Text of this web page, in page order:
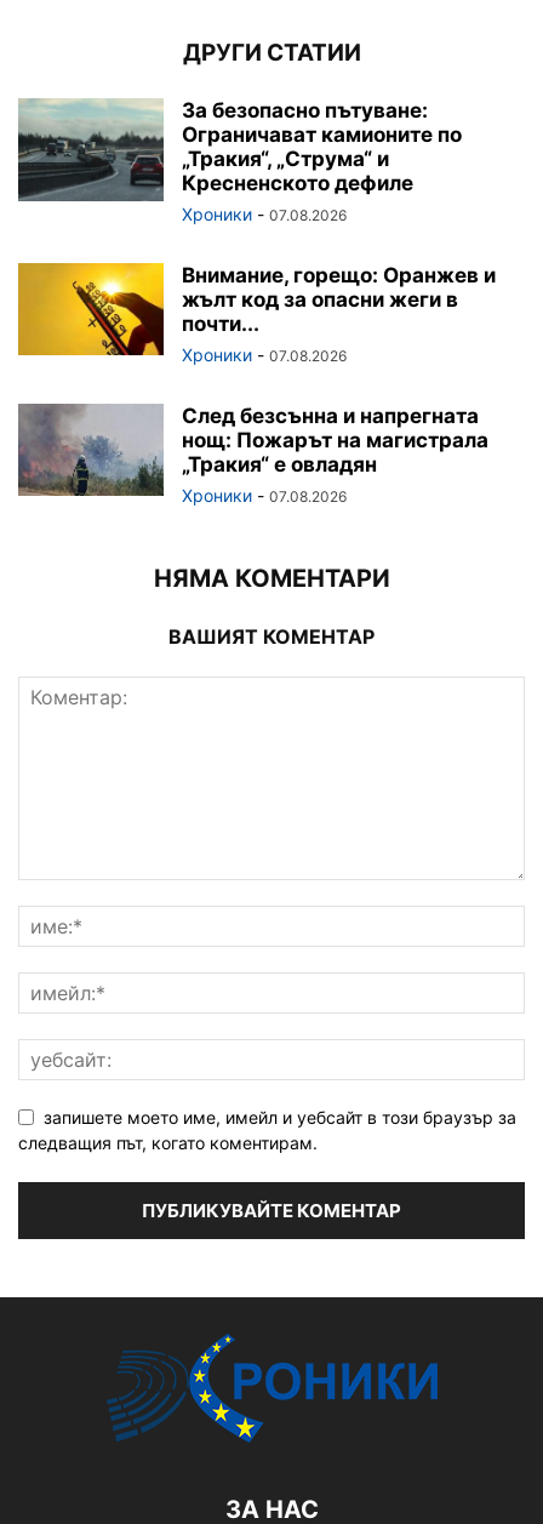
ДРУГИ СТАТИИ
За безопасно пътуване:
Ограничават камионите по
„Тракия“, „Струма“ и
Кресненското дефиле
Хроники - 07.08.2026
Внимание, горещо: Оранжев и
жълт код за опасни жеги в
почти...
Хроники - 07.08.2026
След безсънна и напрегната
нощ: Пожарът на магистрала
„Тракия“ е овладян
Хроники - 07.08.2026
НЯМА КОМЕНТАРИ
ВАШИЯТ КОМЕНТАР
запишете моето име, имейл и уебсайт в този браузър за
следващия път, когато коментирам.
ЗА НАС